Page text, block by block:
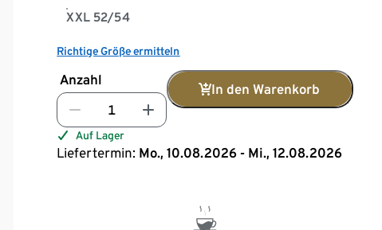
XXL 52/54
Richtige Größe ermitteln
Anzahl
In den Warenkorb
Auf Lager
Liefertermin: Mo., 10.08.2026 - Mi., 12.08.2026